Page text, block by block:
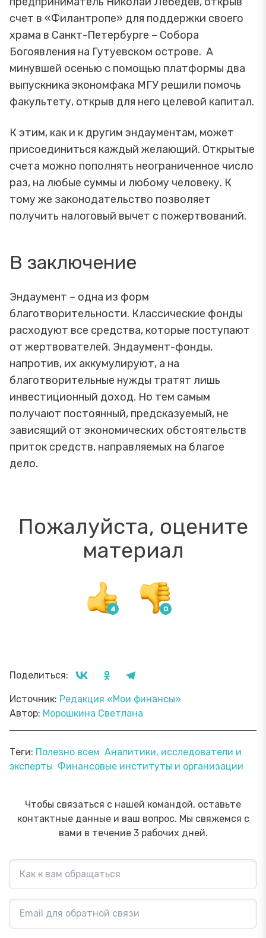
счет в «Филантропе» для поддержки своего
храма в Санкт-Петербурге – Собора
Богоявления на Гутуевском острове. А
минувшей осенью с помощью платформы два
выпускника экономфака МГУ решили помочь
факультету, открыв для него целевой капитал.
К этим, как и к другим эндаументам, может
присоединиться каждый желающий. Открытые
счета можно пополнять неограниченное число
раз, на любые суммы и любому человеку. К
тому же законодательство позволяет
получить налоговый вычет с пожертвований.
В заключение
Эндаумент – одна из форм
благотворительности. Классические фонды
расходуют все средства, которые поступают
от жертвователей. Эндаумент-фонды,
напротив, их аккумулируют, а на
благотворительные нужды тратят лишь
инвестиционный доход. Но тем самым
получают постоянный, предсказуемый, не
зависящий от экономических обстоятельств
приток средств, направляемых на благое
дело.
Пожалуйста, оцените
материал
Поделиться:
Источник: Редакция «Мои финансы»
Автор: Морошкина Светлана
Теги: Полезно всем Аналитики, исследователи и
эксперты Финансовые институты и организации
Чтобы связаться с нашей командой, оставьте
контактные данные и ваш вопрос. Мы свяжемся с
вами в течение 3 рабочих дней.